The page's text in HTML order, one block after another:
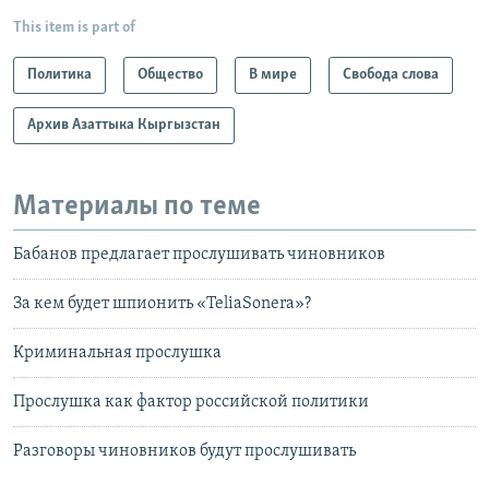
This item is part of
Политика Общество В мире Свобода слова
Архив Азаттыка Кыргызстан
Материалы по теме
Бабанов предлагает прослушивать чиновников
За кем будет шпионить «TeliaSonera»?
Криминальная прослушка
Прослушка как фактор российской политики
Разговоры чиновников будут прослушивать